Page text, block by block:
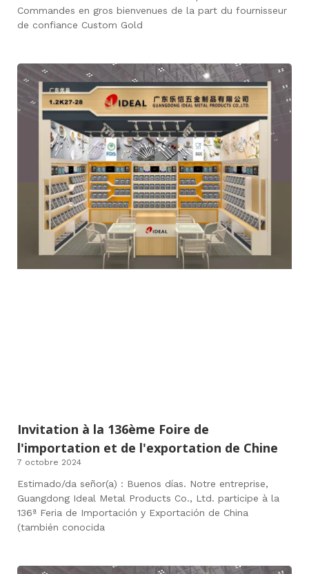
Commandes en gros bienvenues de la part du fournisseur
de confiance Custom Gold
Invitation à la 136ème Foire de
l'importation et de l'exportation de Chine
7 octobre 2024
Estimado/da señor(a) : Buenos días. Notre entreprise,
Guangdong Ideal Metal Products Co., Ltd. participe à la
136ª Feria de Importación y Exportación de China
(también conocida